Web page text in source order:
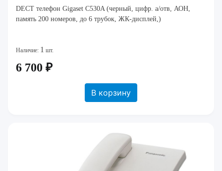
DECT телефон Gigaset C530A (черный, цифр. а/отв, АОН,
память 200 номеров, до 6 трубок, ЖК-дисплей,)
Наличие: 1 шт.
6 700 ₽
В корзину